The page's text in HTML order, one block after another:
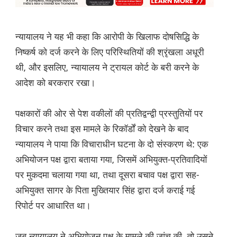
न्यायालय ने यह भी कहा कि आरोपी के खिलाफ दोषसिद्धि के
निष्कर्ष को दर्ज करने के लिए परिस्थितियों की श्रृंखला अधूरी
थी, और इसलिए, न्यायालय ने ट्रायल कोर्ट के बरी करने के
आदेश को बरकरार रखा।
पक्षकारों की ओर से पेश वकीलों की प्रतिद्वन्द्वी प्रस्तुतियों पर
विचार करने तथा इस मामले के रिकॉर्डों को देखने के बाद
न्यायालय ने पाया कि विचाराधीन घटना के दो संस्करण थे: एक
अभियोजन पक्ष द्वारा बताया गया, जिसमें अभियुक्त-प्रतिवादियों
पर मुकदमा चलाया गया था, तथा दूसरा बचाव पक्ष द्वारा सह-
अभियुक्त सागर के पिता मुख्तियार सिंह द्वारा दर्ज कराई गई
रिपोर्ट पर आधारित था।